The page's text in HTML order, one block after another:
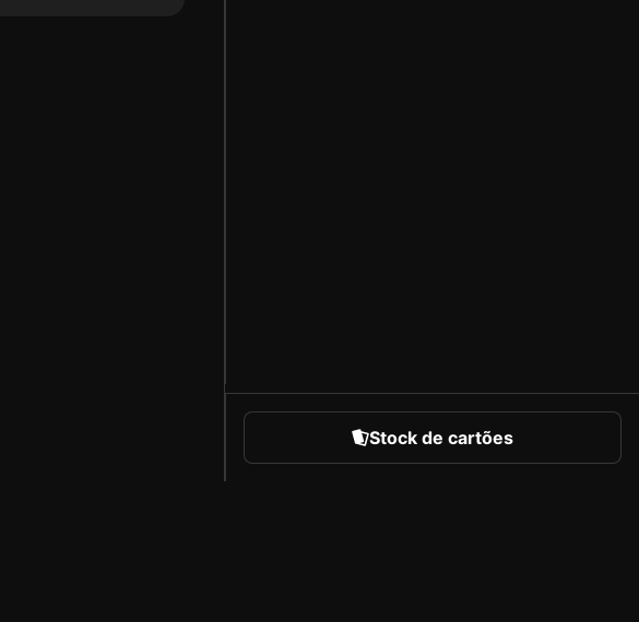
Stock de cartões